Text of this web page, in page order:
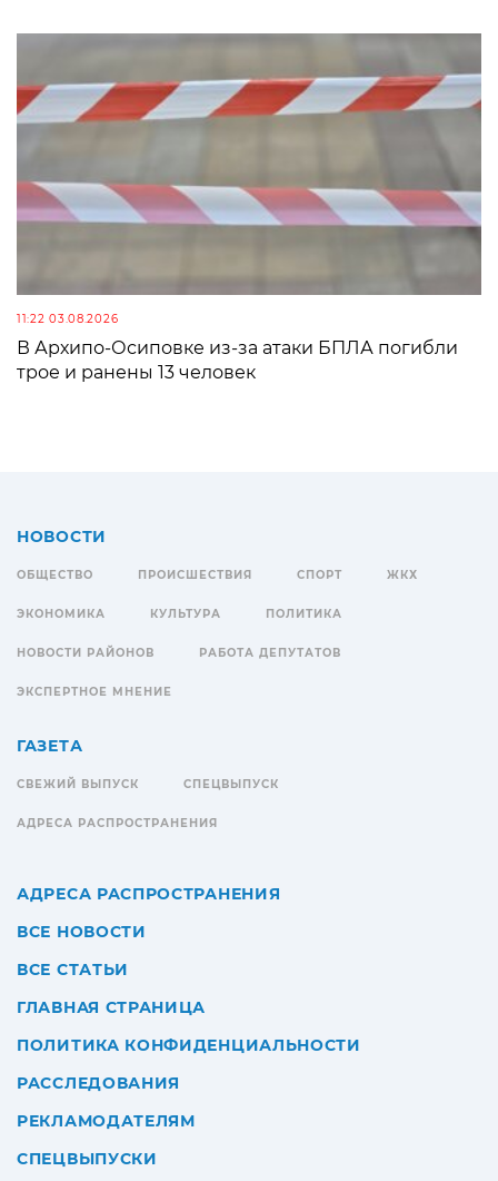
11:22 03.08.2026
В Архипо-Осиповке из-за атаки БПЛА погибли
трое и ранены 13 человек
НОВОСТИ
ОБЩЕСТВО ПРОИСШЕСТВИЯ СПОРТ ЖКХ
ЭКОНОМИКА КУЛЬТУРА ПОЛИТИКА
НОВОСТИ РАЙОНОВ РАБОТА ДЕПУТАТОВ
ЭКСПЕРТНОЕ МНЕНИЕ
ГАЗЕТА
СВЕЖИЙ ВЫПУСК СПЕЦВЫПУСК
АДРЕСА РАСПРОСТРАНЕНИЯ
АДРЕСА РАСПРОСТРАНЕНИЯ
ВСЕ НОВОСТИ
ВСЕ СТАТЬИ
ГЛАВНАЯ СТРАНИЦА
ПОЛИТИКА КОНФИДЕНЦИАЛЬНОСТИ
РАССЛЕДОВАНИЯ
РЕКЛАМОДАТЕЛЯМ
СПЕЦВЫПУСКИ